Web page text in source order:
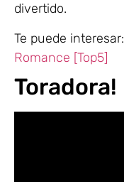
divertido.
Te puede interesar:
Romance [Top5]
Toradora!